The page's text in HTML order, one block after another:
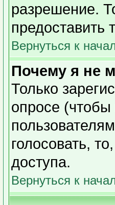
разрешение.
предоставить
Вернуться к
Почему я не
Только
опросе (чтобы
голосовать,
доступа.
Вернуться к